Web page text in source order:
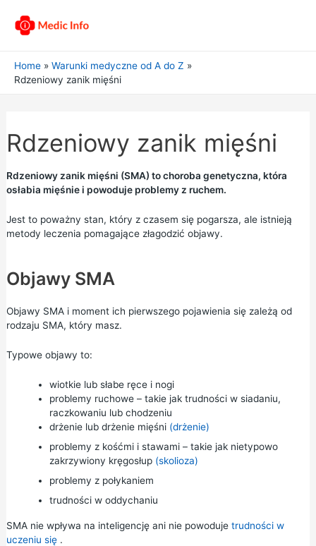
Home
Warunki medyczne od A do Z
Rdzeniowy zanik mięśni
Rdzeniowy zanik mięśni
Rdzeniowy zanik mięśni (SMA) to choroba genetyczna, która
osłabia mięśnie i powoduje problemy z ruchem.
Jest to poważny stan, który z czasem się pogarsza, ale istnieją
metody leczenia pomagające złagodzić objawy.
Objawy SMA
Objawy SMA i moment ich pierwszego pojawienia się zależą od
rodzaju SMA, który masz.
Typowe objawy to:
wiotkie lub słabe ręce i nogi
problemy ruchowe – takie jak trudności w siadaniu,
raczkowaniu lub chodzeniu
drżenie lub drżenie mięśni (drżenie)
problemy z kośćmi i stawami – takie jak nietypowo
zakrzywiony kręgosłup (skolioza)
problemy z połykaniem
trudności w oddychaniu
SMA nie wpływa na inteligencję ani nie powoduje trudności w
uczeniu się.